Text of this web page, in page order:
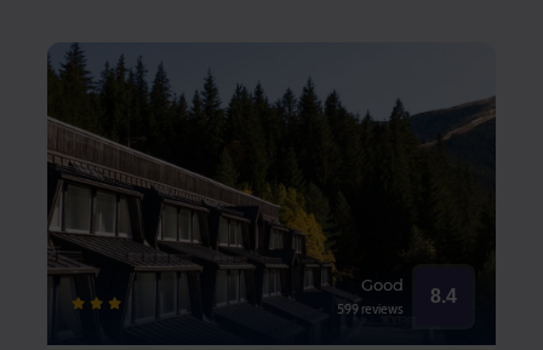
Good
599 reviews
8.4